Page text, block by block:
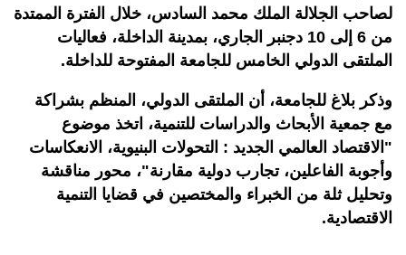
لصاحب الجلالة الملك محمد السادس، خلال الفترة الممتدة
من 6 إلى 10 دجنبر الجاري، بمدينة الداخلة، فعاليات
الملتقى الدولي الخامس للجامعة المفتوحة للداخلة.
وذكر بلاغ للجامعة، أن الملتقى الدولي، المنظم بشراكة
مع جمعية الأبحاث والدراسات للتنمية، اتخذ موضوع
"الاقتصاد العالمي الجديد : التحولات البنيوية، الانعكاسات
وأجوبة الفاعلين، تجارب دولية مقارنة"، محور مناقشة
وتحليل ثلة من الخبراء والمختصين في قضايا التنمية
الاقتصادية.